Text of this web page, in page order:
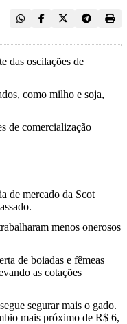
das oscilações de
como milho e soja,
de comercialização
de mercado da Scot
menos onerosos
de boiadas e fêmeas
as cotações
segurar mais o gado.
mais próximo de R$ 6,